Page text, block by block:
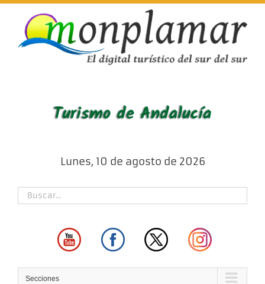
Skip
content
Lunes, 10 de agosto de 2026
Secciones